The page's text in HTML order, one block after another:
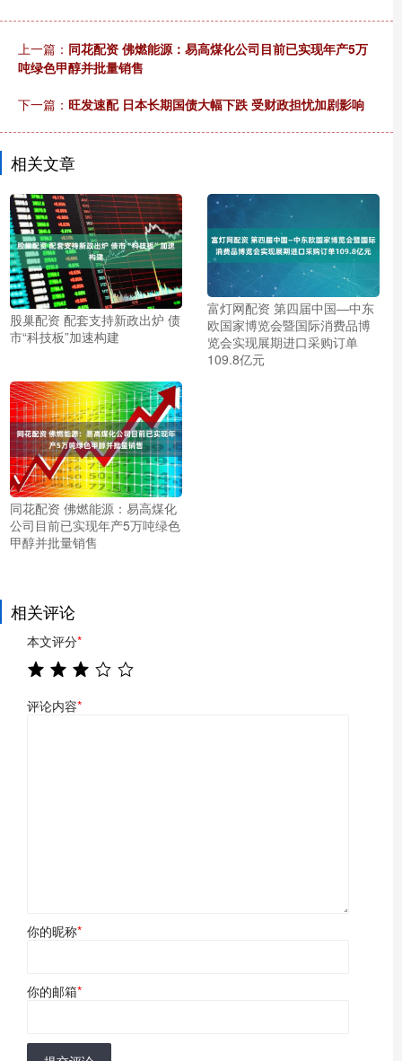
上一篇： 同花配资 佛燃能源：易高煤化公司目前已实现年产5万
吨绿色甲醇并批量销售
下一篇： 旺发速配 日本长期国债大幅下跌 受财政担忧加剧影响
相关文章
股巢配资 配套支持新政出炉 债
市“科技板”加速构建
富灯网配资 第四届中国—中东
欧国家博览会暨国际消费品博
览会实现展期进口采购订单
109.8亿元
同花配资 佛燃能源：易高煤化
公司目前已实现年产5万吨绿色
甲醇并批量销售
相关评论
本文评分*
评论内容*
你的昵称*
你的邮箱*